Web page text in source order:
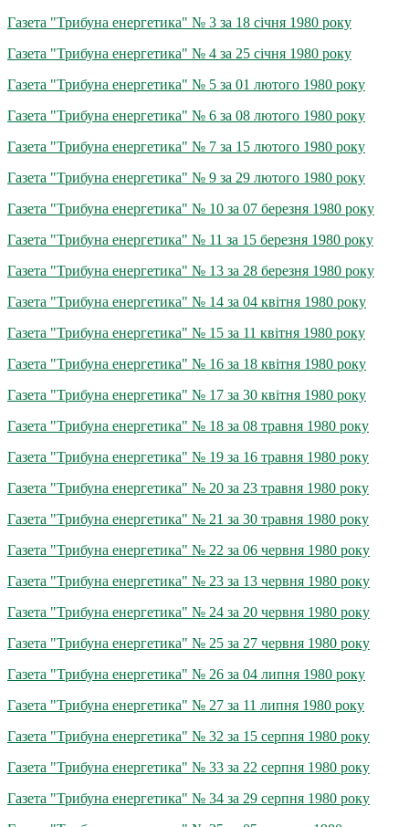
Газета "Трибуна енергетика" № 3 за 18 січня 1980 року
Газета "Трибуна енергетика" № 4 за 25 січня 1980 року
Газета "Трибуна енергетика" № 5 за 01 лютого 1980 року
Газета "Трибуна енергетика" № 6 за 08 лютого 1980 року
Газета "Трибуна енергетика" № 7 за 15 лютого 1980 року
Газета "Трибуна енергетика" № 9 за 29 лютого 1980 року
Газета "Трибуна енергетика" № 10 за 07 березня 1980 року
Газета "Трибуна енергетика" № 11 за 15 березня 1980 року
Газета "Трибуна енергетика" № 13 за 28 березня 1980 року
Газета "Трибуна енергетика" № 14 за 04 квітня 1980 року
Газета "Трибуна енергетика" № 15 за 11 квітня 1980 року
Газета "Трибуна енергетика" № 16 за 18 квітня 1980 року
Газета "Трибуна енергетика" № 17 за 30 квітня 1980 року
Газета "Трибуна енергетика" № 18 за 08 травня 1980 року
Газета "Трибуна енергетика" № 19 за 16 травня 1980 року
Газета "Трибуна енергетика" № 20 за 23 травня 1980 року
Газета "Трибуна енергетика" № 21 за 30 травня 1980 року
Газета "Трибуна енергетика" № 22 за 06 червня 1980 року
Газета "Трибуна енергетика" № 23 за 13 червня 1980 року
Газета "Трибуна енергетика" № 24 за 20 червня 1980 року
Газета "Трибуна енергетика" № 25 за 27 червня 1980 року
Газета "Трибуна енергетика" № 26 за 04 липня 1980 року
Газета "Трибуна енергетика" № 27 за 11 липня 1980 року
Газета "Трибуна енергетика" № 32 за 15 серпня 1980 року
Газета "Трибуна енергетика" № 33 за 22 серпня 1980 року
Газета "Трибуна енергетика" № 34 за 29 серпня 1980 року